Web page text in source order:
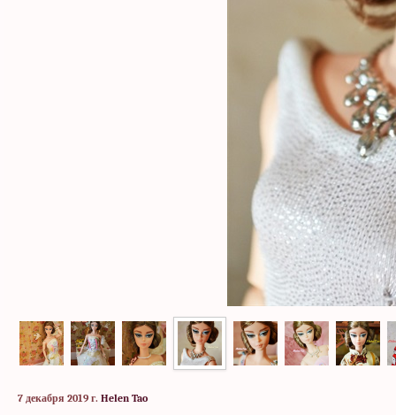
7 декабря 2019 г. Helen Tao